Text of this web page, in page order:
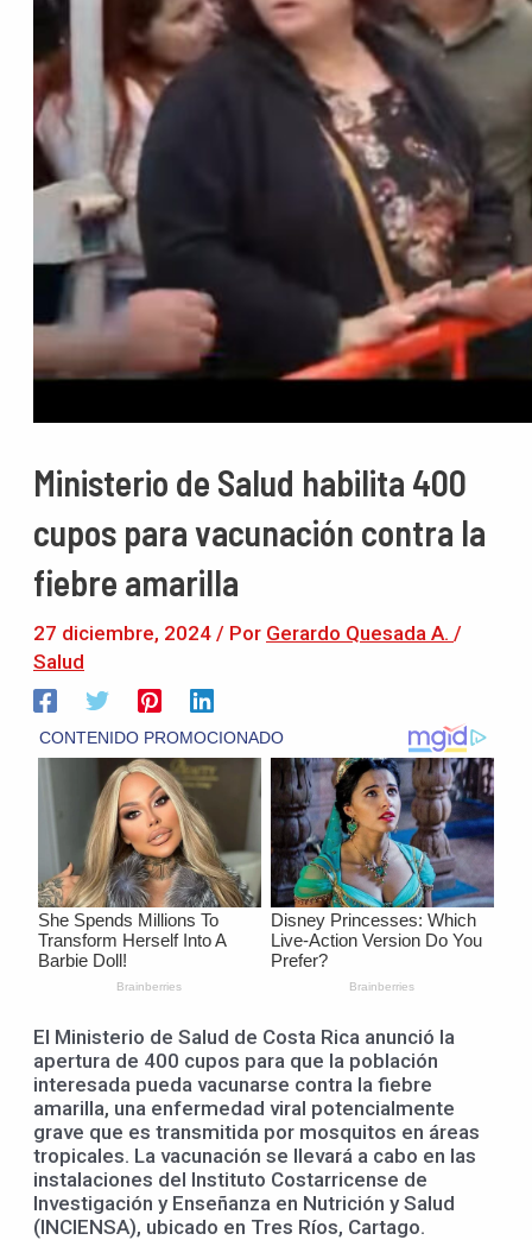
Ministerio de Salud habilita 400
cupos para vacunación contra la
fiebre amarilla
27 diciembre, 2024 / Por Gerardo Quesada A. /
Salud
El Ministerio de Salud de Costa Rica anunció la
apertura de 400 cupos para que la población
interesada pueda vacunarse contra la fiebre
amarilla, una enfermedad viral potencialmente
grave que es transmitida por mosquitos en áreas
tropicales. La vacunación se llevará a cabo en las
instalaciones del Instituto Costarricense de
Investigación y Enseñanza en Nutrición y Salud
(INCIENSA), ubicado en Tres Ríos, Cartago.